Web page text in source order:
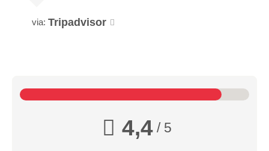
via: Tripadvisor
4,4/ 5